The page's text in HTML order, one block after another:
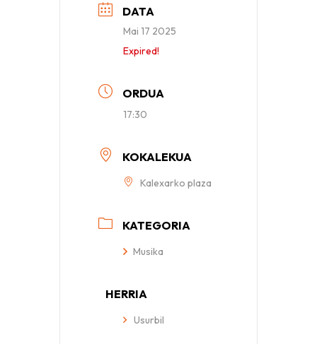
DATA
Mai 17 2025
Expired!
ORDUA
17:30
KOKALEKUA
Kalexarko plaza
KATEGORIA
Musika
HERRIA
Usurbil